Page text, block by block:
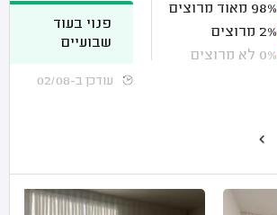
98% מאוד מרוצים
2% מרוצים
0% לא מרוצים
פנוי בעוד
שבועיים
עודכן ב-02/08